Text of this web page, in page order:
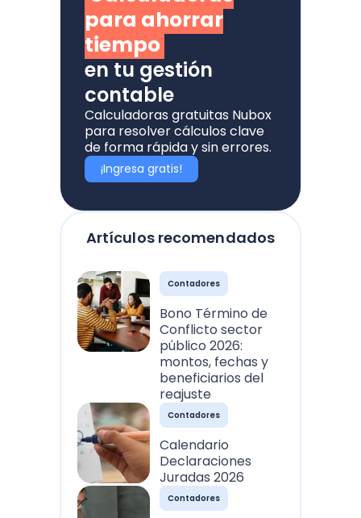
Artículos recomendados
Contadores
Bono Término de
Conflicto sector
público 2026:
montos, fechas y
beneficiarios del
reajuste
Contadores
Calendario
Declaraciones
Juradas 2026
Contadores
para ahorrar
tiempo
en tu gestión
contable
Calculadoras gratuitas Nubox
para resolver cálculos clave
de forma rápida y sin errores.
¡Ingresa gratis!